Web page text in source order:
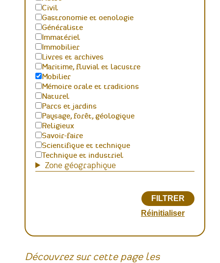
Découvrez sur cette page les
Civil
Gastronomie et oenologie
Généraliste
Immatériel
Immobilier
Livres et archives
Maritime, fluvial et lacustre
Mobilier
Mémoire orale et traditions
Naturel
Parcs et jardins
Paysage, forêt, géologique
Religieux
Savoir-faire
Scientifique et technique
Technique et industriel
Zone géographique